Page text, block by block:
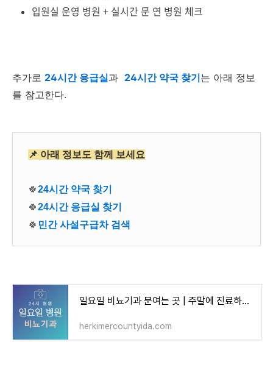
입원실 운영 병원 + 실시간 문 연 병원 체크
추가로 24시간 응급실과 24시간 약국 찾기는 아래 정보
를 참고한다.
📌 아래 정보도 함께 보세요
🍀24시간 약국 찾기
🍀24시간 응급실 찾기
🍀 민간 사설구급차 검색
일요일 비뇨기과 문여는 곳 | 주말에 진료하는 24시간 비뇨기과 일요일 진료 병원
herkimercountyida.com